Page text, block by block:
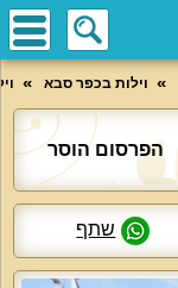
וילות בכפר סבא
הפרסום הוסר
שתף